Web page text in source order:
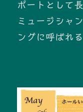
ポートとして
ミュージシャ
ングに呼ばれる